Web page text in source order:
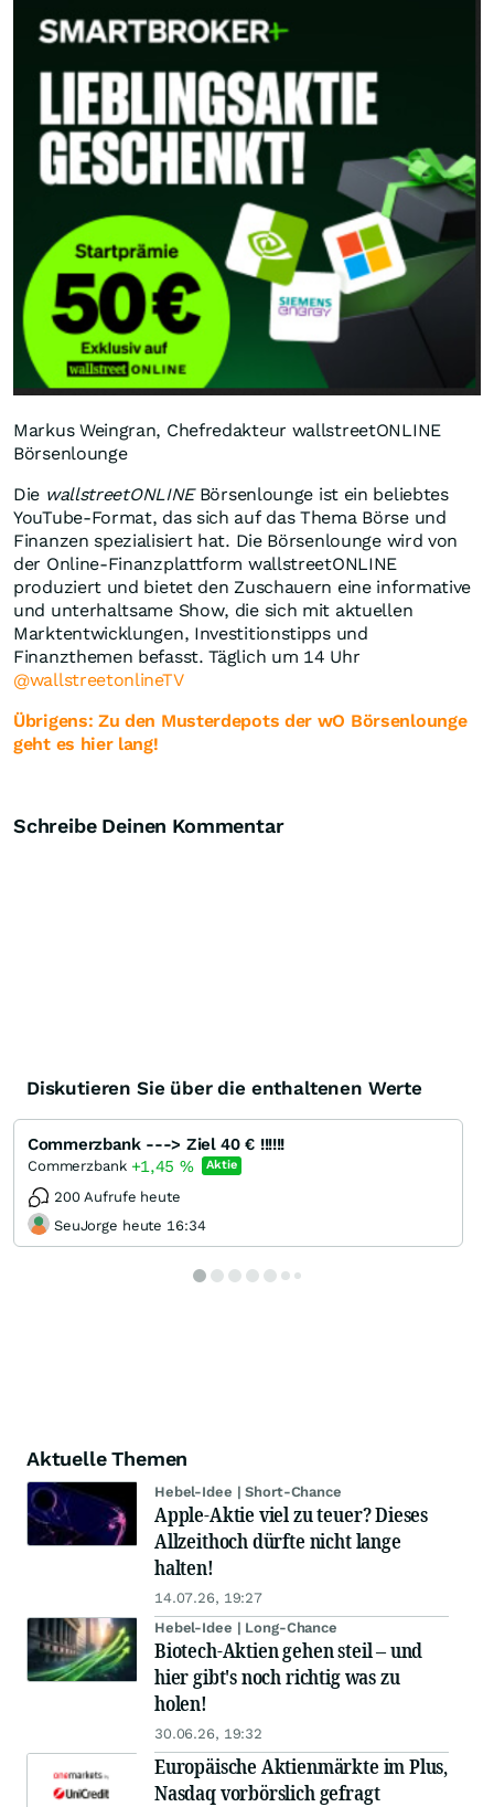
Markus Weingran, Chefredakteur wallstreetONLINE
Börsenlounge
Die wallstreetONLINEBörsenlounge ist ein beliebtes
YouTube-Format, das sich auf das Thema Börse und
Finanzen spezialisiert hat. Die Börsenlounge wird von
der Online-Finanzplattform wallstreetONLINE
produziert und bietet den Zuschauern eine informative
und unterhaltsame Show, die sich mit aktuellen
Marktentwicklungen, Investitionstipps und
Finanzthemen befasst. Täglich um 14 Uhr
@wallstreetonlineTV
Übrigens: Zu den Musterdepots der wO Börsenlounge
geht es hier lang!
Schreibe Deinen Kommentar
Diskutieren Sie über die enthaltenen Werte
Commerzbank ---> Ziel 40 € !!!!!!
Commerzbank +1,45 % Aktie
200 Aufrufe heute
SeuJorge heute 16:34
Aktuelle Themen
Hebel-Idee | Short-Chance
Apple-Aktie viel zu teuer? Dieses
Allzeithoch dürfte nicht lange
halten!
14.07.26, 19:27
Hebel-Idee | Long-Chance
Biotech-Aktien gehen steil – und
hier gibt's noch richtig was zu
holen!
30.06.26, 19:32
Europäische Aktienmärkte im Plus,
Nasdaq vorbörslich gefragt